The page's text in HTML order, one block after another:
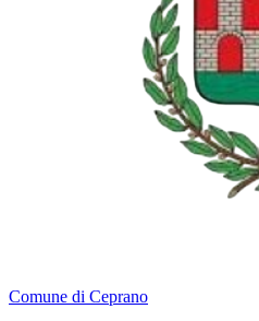
Comune di Ceprano